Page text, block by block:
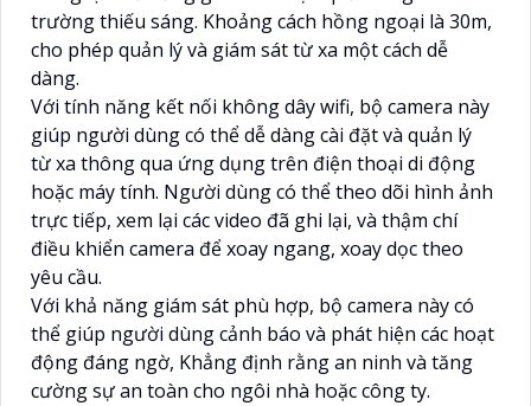
trường thiếu sáng. Khoảng cách hồng ngoại là 30m,
cho phép quản lý và giám sát từ xa một cách dễ
dàng.
Với tính năng kết nối không dây wifi, bộ camera này
giúp người dùng có thể dễ dàng cài đặt và quản lý
từ xa thông qua ứng dụng trên điện thoại di động
hoặc máy tính. Người dùng có thể theo dõi hình ảnh
trực tiếp, xem lại các video đã ghi lại, và thậm chí
điều khiển camera để xoay ngang, xoay dọc theo
yêu cầu.
Với khả năng giám sát phù hợp, bộ camera này có
thể giúp người dùng cảnh báo và phát hiện các hoạt
động đáng ngờ, Khẳng định rằng an ninh và tăng
cường sự an toàn cho ngôi nhà hoặc công ty.